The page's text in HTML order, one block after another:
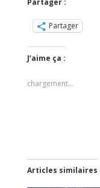
Partager
J’aime ça :
chargement…
Articles similaires